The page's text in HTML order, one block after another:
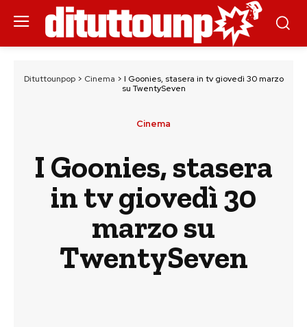
Dituttounpop> Cinema > I Goonies, stasera in tv giovedì 30 marzo
su TwentySeven
Cinema
I Goonies, stasera
in tv giovedì 30
marzo su
TwentySeven